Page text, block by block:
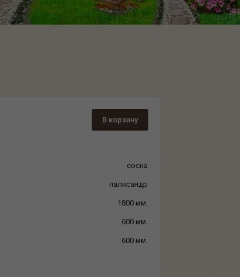
В корзину
сосна
палисандр
1800 мм.
600 мм.
600 мм.